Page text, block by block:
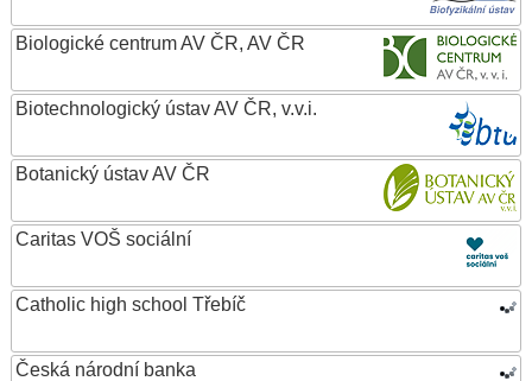
Biologické centrum AV ČR, AV ČR
Biotechnologický ústav AV ČR, v.v.i.
Botanický ústav AV ČR
Caritas VOŠ sociální
Catholic high school Třebíč
Česká národní banka